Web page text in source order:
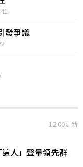
畫創新高
機攻擊與反擊
12:00更新
人」聲量領先群